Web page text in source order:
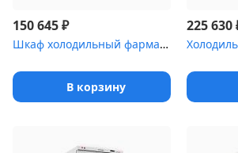
150 645₽
Шкаф холодильный фармацевтический Polair ШХФ-1,4 с металлическими...
В корзину
225 630